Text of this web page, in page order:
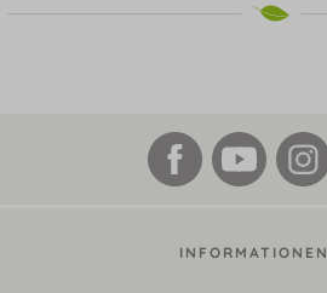
INFORMATIONEN